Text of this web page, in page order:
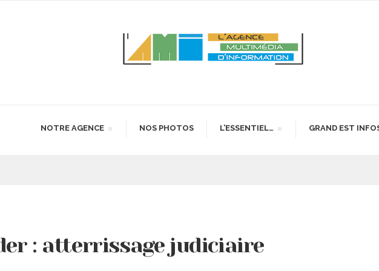
NOTRE AGENCE NOS PHOTOS L’ESSENTIEL… GRAND EST
: atterrissage judiciaire